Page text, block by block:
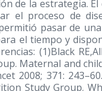
de la estrategia.
el proceso de
pasar de
el tiempo y
(1)Black
Maternal and
2008; 371:
Study Group.